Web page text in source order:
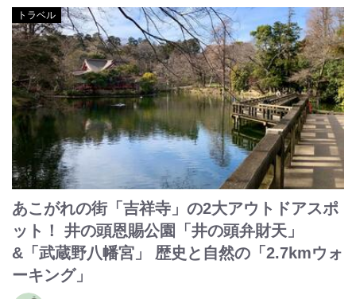
トラベル
あこがれの街「吉祥寺」の2大アウトドアスポ
ット！ 井の頭恩賜公園「井の頭弁財天」
&「武蔵野八幡宮」 歴史と自然の「2.7kmウォ
ーキング」